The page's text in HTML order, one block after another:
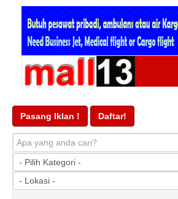
Pasang Iklan ! Daftar!